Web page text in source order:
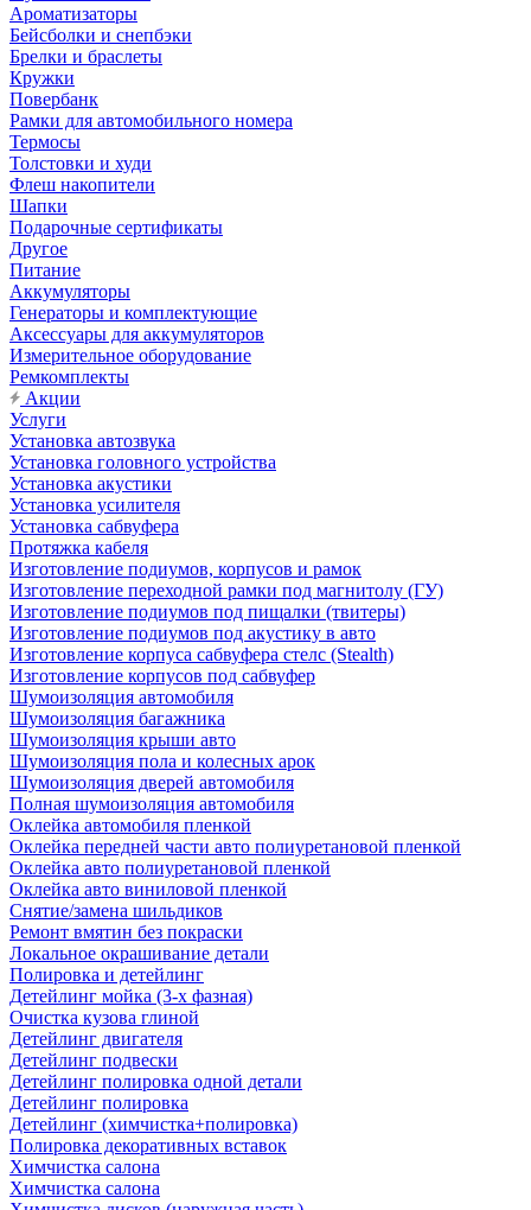
Ароматизаторы
Бейсболки и снепбэки
Брелки и браслеты
Кружки
Повербанк
Рамки для автомобильного номера
Термосы
Толстовки и худи
Флеш накопители
Шапки
Подарочные сертификаты
Другое
Питание
Аккумуляторы
Генераторы и комплектующие
Аксессуары для аккумуляторов
Измерительное оборудование
Ремкомплекты
Акции
Услуги
Установка автозвука
Установка головного устройства
Установка акустики
Установка усилителя
Установка сабвуфера
Протяжка кабеля
Изготовление подиумов, корпусов и рамок
Изготовление переходной рамки под магнитолу (ГУ)
Изготовление подиумов под пищалки (твитеры)
Изготовление подиумов под акустику в авто
Изготовление корпуса сабвуфера стелс (Stealth)
Изготовление корпусов под сабвуфер
Шумоизоляция автомобиля
Шумоизоляция багажника
Шумоизоляция крыши авто
Шумоизоляция пола и колесных арок
Шумоизоляция дверей автомобиля
Полная шумоизоляция автомобиля
Оклейка автомобиля пленкой
Оклейка передней части авто полиуретановой пленкой
Оклейка авто полиуретановой пленкой
Оклейка авто виниловой пленкой
Снятие/замена шильдиков
Ремонт вмятин без покраски
Локальное окрашивание детали
Полировка и детейлинг
Детейлинг мойка (3-х фазная)
Очистка кузова глиной
Детейлинг двигателя
Детейлинг подвески
Детейлинг полировка одной детали
Детейлинг полировка
Детейлинг (химчистка+полировка)
Полировка декоративных вставок
Химчистка салона
Химчистка салона